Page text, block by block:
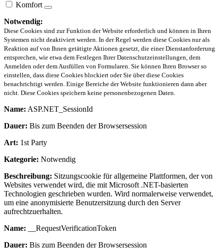
Komfort
Notwendig:
Diese Cookies sind zur Funktion der Website erforderlich und können in Ihren
Systemen nicht deaktiviert werden. In der Regel werden diese Cookies nur als
Reaktion auf von Ihnen getätigte Aktionen gesetzt, die einer Dienstanforderung
entsprechen, wie etwa dem Festlegen Ihrer Datenschutzeinstellungen, dem
Anmelden oder dem Ausfüllen von Formularen. Sie können Ihren Browser so
einstellen, dass diese Cookies blockiert oder Sie über diese Cookies
benachrichtigt werden. Einige Bereiche der Website funktionieren dann aber
nicht. Diese Cookies speichern keine personenbezogenen Daten.
Name: ASP.NET_SessionId
Dauer: Bis zum Beenden der Browsersession
Art: 1st Party
Kategorie: Notwendig
Beschreibung: Sitzungscookie für allgemeine Plattformen, der von
Websites verwendet wird, die mit Microsoft .NET-basierten
Technologien geschrieben wurden. Wird normalerweise verwendet,
um eine anonymisierte Benutzersitzung durch den Server
aufrechtzuerhalten.
Name: __RequestVerificationToken
Dauer: Bis zum Beenden der Browsersession